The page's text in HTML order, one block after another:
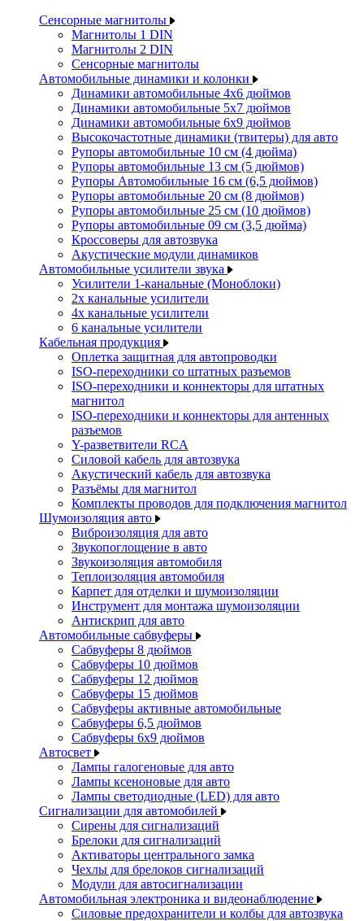
Сенсорные магнитолы
Магнитолы 1 DIN
Магнитолы 2 DIN
Сенсорные магнитолы
Автомобильные динамики и колонки
Динамики автомобильные 4x6 дюймов
Динамики автомобильные 5x7 дюймов
Динамики автомобильные 6x9 дюймов
Высокочастотные динамики (твитеры) для авто
Рупоры автомобильные 10 см (4 дюйма)
Рупоры автомобильные 13 см (5 дюймов)
Рупоры Автомобильные 16 см (6,5 дюймов)
Рупоры автомобильные 20 см (8 дюймов)
Рупоры автомобильные 25 см (10 дюймов)
Рупоры автомобильные 09 см (3,5 дюйма)
Кроссоверы для автозвука
Акустические модули динамиков
Автомобильные усилители звука
Усилители 1-канальные (Моноблоки)
2х канальные усилители
4х канальные усилители
6 канальные усилители
Кабельная продукция
Оплетка защитная для автопроводки
ISO-переходники со штатных разъемов
ISO-переходники и коннекторы для штатных
магнитол
ISO-переходники и коннекторы для антенных
разъемов
Y-разветвители RCA
Силовой кабель для автозвука
Акустический кабель для автозвука
Разъёмы для магнитол
Комплекты проводов для подключения магнитол
Шумоизоляция авто
Виброизоляция для авто
Звукопоглощение в авто
Звукоизоляция автомобиля
Теплоизоляция автомобиля
Карпет для отделки и шумоизоляции
Инструмент для монтажа шумоизоляции
Антискрип для авто
Автомобильные сабвуферы
Сабвуферы 8 дюймов
Сабвуферы 10 дюймов
Сабвуферы 12 дюймов
Сабвуферы 15 дюймов
Сабвуферы активные автомобильные
Сабвуферы 6,5 дюймов
Сабвуферы 6x9 дюймов
Автосвет
Лампы галогеновые для авто
Лампы ксеноновые для авто
Лампы светодиодные (LED) для авто
Сигнализации для автомобилей
Сирены для сигнализаций
Брелоки для сигнализаций
Активаторы центрального замка
Чехлы для брелоков сигнализаций
Модули для автосигнализации
Автомобильная электроника и видеонаблюдение
Силовые предохранители и колбы для автозвука